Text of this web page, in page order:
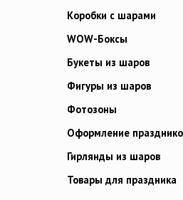
Коробки с шарами
WOW-Боксы
Букеты из шаров
Фигуры из шаров
Фотозоны
Оформление
Гирлянды из шаров
Товары для праздника